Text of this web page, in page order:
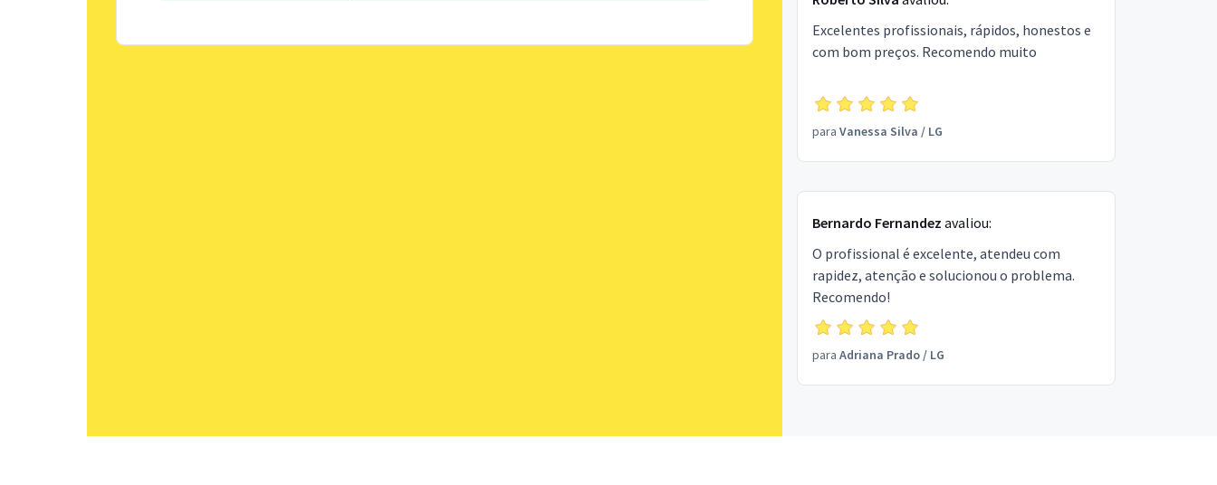
Excelentes profissionais, rápidos, honestos e
com bom preços. Recomendo muito
para Vanessa Silva / LG
Bernardo Fernandez avaliou:
O profissional é excelente, atendeu com
rapidez, atenção e solucionou o problema.
Recomendo!
para Adriana Prado/ LG